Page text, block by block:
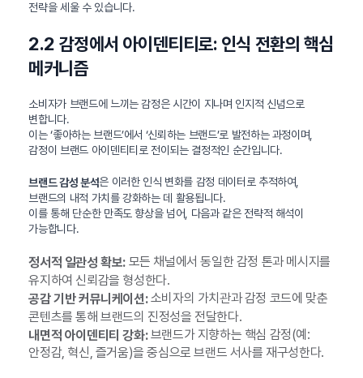
전략을 세울 수 있습니다.
2.2 감정에서 아이덴티티로: 인식 전환의 핵심
메커니즘
소비자가 브랜드에 느끼는 감정은 시간이 지나며 인지적 신념으로
변합니다.
이는 ‘좋아하는 브랜드’에서 ‘신뢰하는 브랜드’로 발전하는 과정이며,
감정이 브랜드 아이덴티티로 전이되는 결정적인 순간입니다.
브랜드 감성 분석은 이러한 인식 변화를 감정 데이터로 추적하여,
브랜드의 내적 가치를 강화하는 데 활용됩니다.
이를 통해 단순한 만족도 향상을 넘어, 다음과 같은 전략적 해석이
가능합니다.
정서적 일관성 확보:모든 채널에서 동일한 감정 톤과 메시지를
유지하여 신뢰감을 형성한다.
공감 기반 커뮤니케이션:소비자의 가치관과 감정 코드에 맞춘
콘텐츠를 통해 브랜드의 진정성을 전달한다.
내면적 아이덴티티 강화:브랜드가 지향하는 핵심 감정(예:
안정감, 혁신, 즐거움)을 중심으로 브랜드 서사를 재구성한다.